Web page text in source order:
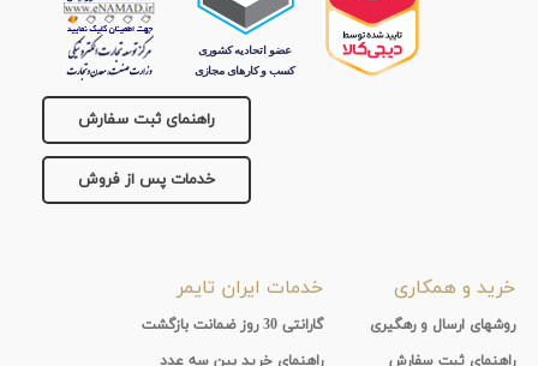
راهنمای ثبت سفارش
خدمات پس از فروش
خرید و همکاری
روشهای ارسال و رهگیری
راهنماي ثبت سفارش
خدمات ایران تایمر
گارانتی 30 روز ضمانت بازگشت
راهنمای خرید بین سه عدد